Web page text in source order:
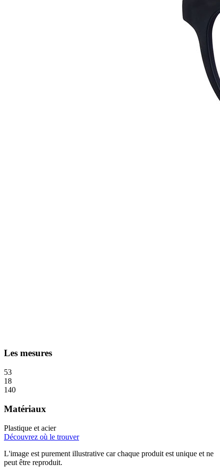
Les mesures
53
18
140
Matériaux
Plastique et acier
Découvrez où le trouver
L'image est purement illustrative car chaque produit est unique et ne
peut être reproduit.